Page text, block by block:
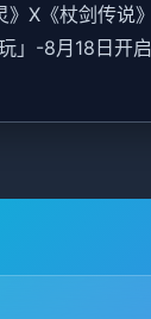
》X《杖剑传说
」-8月18日开启